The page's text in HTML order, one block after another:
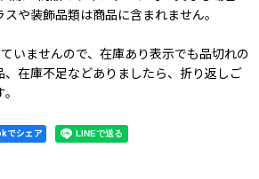
や装飾品類は商品に含まれません。
いませんので、在庫あり表示でも品切れの
、在庫不足などありましたら、折り返しご
でシェア